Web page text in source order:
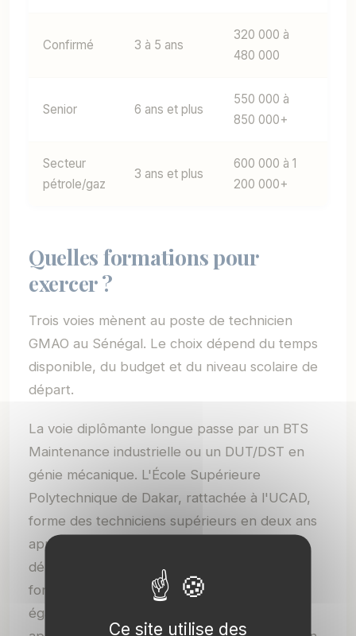
Confirmé 3 à 5 ans
320 000 à
480 000
Senior 6 ans et plus
550 000 à
850 000+
Secteur
pétrole/gaz
3 ans et plus
600 000 à 1
200 000+
Quelles formations pour
exercer ?
Trois voies mènent au poste de technicien
GMAO au Sénégal. Le choix dépend du temps
disponible, du budget et du niveau scolaire de
départ.
La voie diplômante longue passe par un BTS
Maintenance industrielle ou un DUT/DST en
génie mécanique. L'École Supérieure
Polytechnique de Dakar, rattachée à l'UCAD,
forme des techniciens supérieurs en deux ans
après le bac scientifique ou technique. Son
département de génie mécanique couvre les
fondamentaux du métier. L'IFMET propose
également des BTS techniques accessibles
Ce site utilise des